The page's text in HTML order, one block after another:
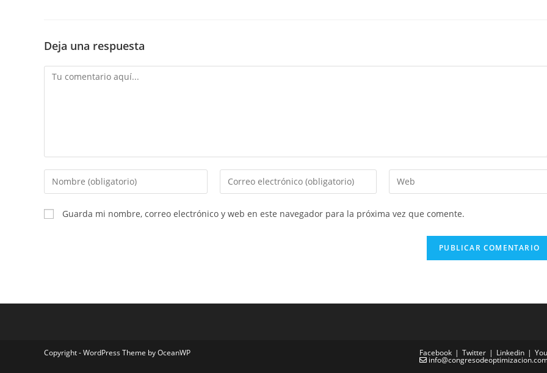
Deja una respuesta
Guarda mi nombre, correo electrónico y web en este navegador para la próxima vez que comente.
Facebook Twitter Linkedin
Copyright - WordPress Theme by OceanWP